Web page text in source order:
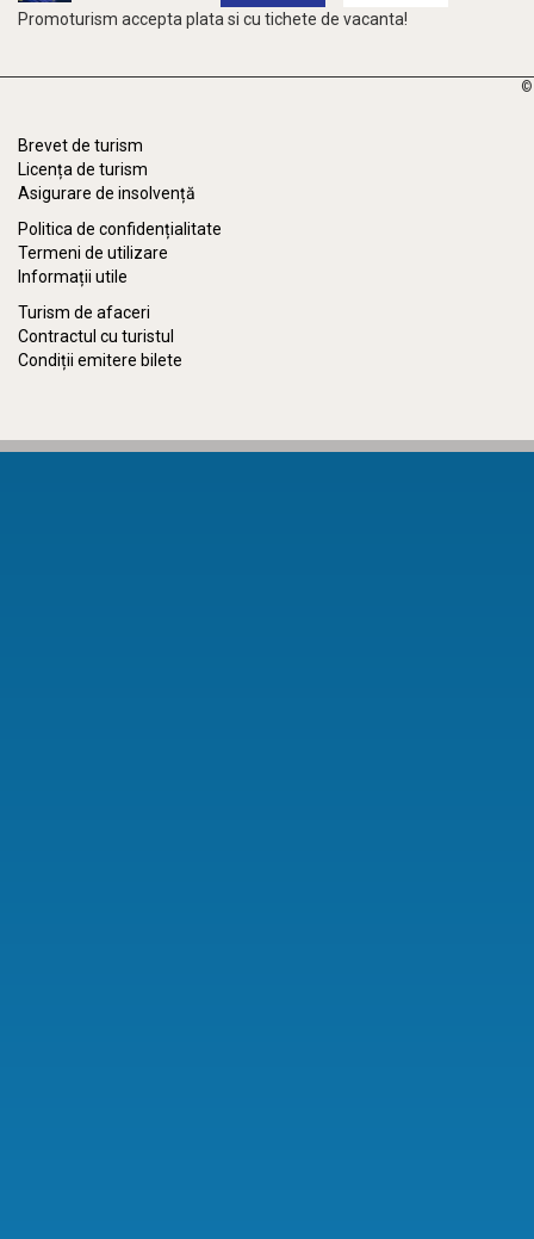
Promoturism accepta plata si cu tichete de vacanta!
©
Brevet de turism
Licența de turism
Asigurare de insolvență
Politica de confidențialitate
Termeni de utilizare
Informații utile
Turism de afaceri
Contractul cu turistul
Condiții emitere bilete